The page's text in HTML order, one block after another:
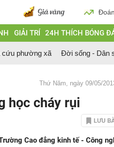
GIẢI TRÍ 24H THÍCH BÓNG
cứu phường xã Đời sống - Dân
Thứ Năm, ngày 09/05/
học cháy rụi
LƯU
Cao đẳng kinh tế - Công